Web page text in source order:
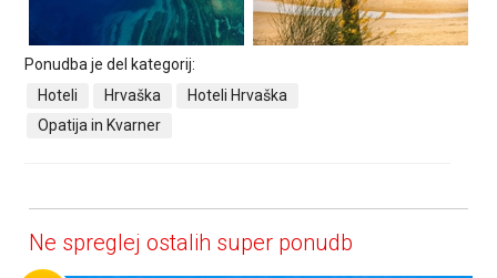
Ponudba je del kategorij:
Hoteli
Hrvaška
Hoteli Hrvaška
Opatija in Kvarner
Ne spreglej ostalih super ponudb